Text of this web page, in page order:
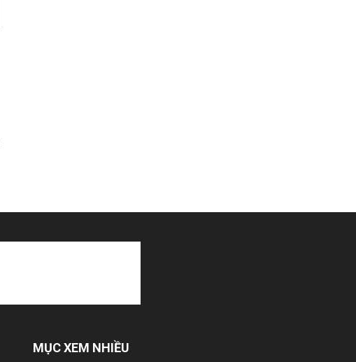
MỤC XEM NHIỀU